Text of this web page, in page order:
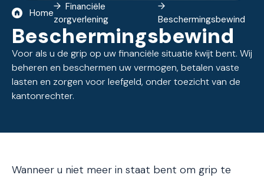
Home
Financiële
zorgverlening
Beschermingsbewind
Beschermingsbewind
Voor als u de grip op uw financiële situatie kwijt bent. Wij
beheren en beschermen uw vermogen, betalen vaste
lasten en zorgen voor leefgeld, onder toezicht van de
kantonrechter.
Wanneer u niet meer in staat bent om grip te